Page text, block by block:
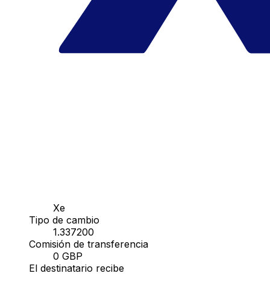
Xe
Tipo de cambio
1.337200
Comisión de transferencia
0 GBP
El destinatario recibe